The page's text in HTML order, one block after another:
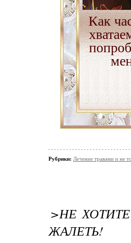
Как
Рубрики: Лечение травами и не
>НЕ
ЖАЛЕТЬ!